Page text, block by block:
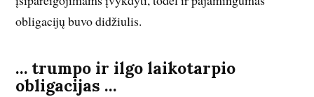
obligacijų buvo didžiulis.
… trumpo ir ilgo laikotarpio
obligacijas …